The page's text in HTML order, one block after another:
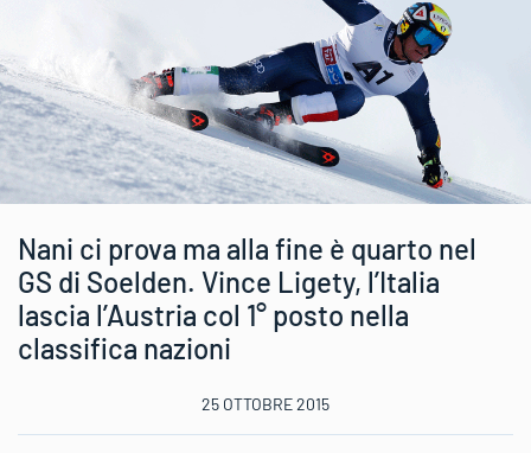
Nani ci prova ma alla fine è quarto nel
GS di Soelden. Vince Ligety, l’Italia
lascia l’Austria col 1° posto nella
classifica nazioni
25 OTTOBRE 2015